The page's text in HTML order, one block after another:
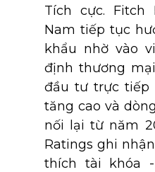
Tích cực. Fitch
Nam tiếp tục
khẩu nhờ vào
định thương
đầu tư trực tiếp
tăng cao và
nối lại từ năm
Ratings ghi
thích tài khóa